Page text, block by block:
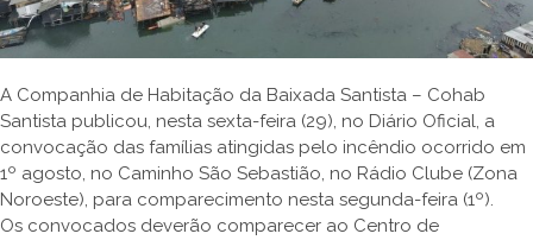
A Companhia de Habitação da Baixada Santista – Cohab
Santista publicou, nesta sexta-feira (29), no Diário Oficial, a
convocação das famílias atingidas pelo incêndio ocorrido em
1º agosto, no Caminho São Sebastião, no Rádio Clube (Zona
Noroeste), para comparecimento nesta segunda-feira (1º).
Os convocados deverão comparecer ao Centro de